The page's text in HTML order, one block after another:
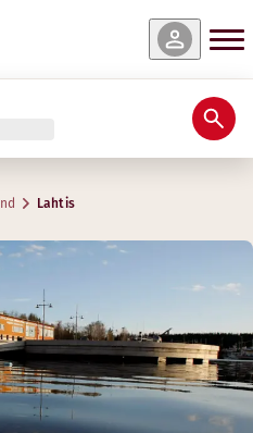
Lahtis